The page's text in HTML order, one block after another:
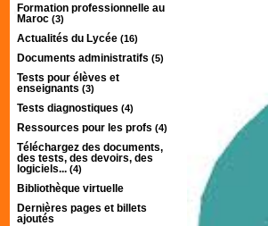
Formation professionnelle au
Maroc (3)
Actualités du Lycée (16)
Documents administratifs (5)
Tests pour élèves et
enseignants (3)
Tests diagnostiques (4)
Ressources pour les profs (4)
Téléchargez des documents,
des tests, des devoirs, des
logiciels... (4)
Bibliothèque virtuelle
Dernières pages et billets
ajoutés